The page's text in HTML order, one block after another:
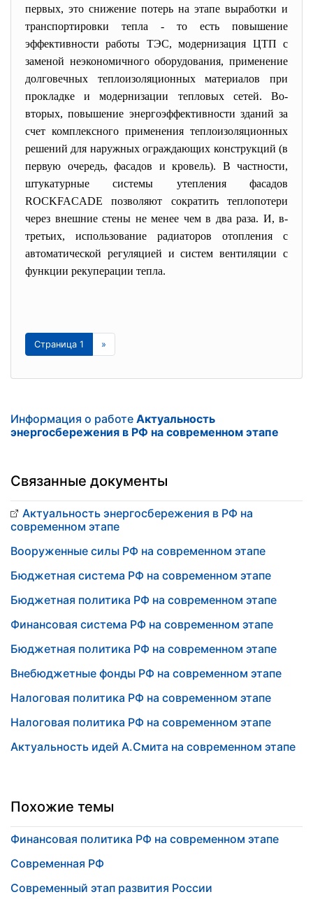
первых, это снижение потерь на этапе выработки и
транспортировки тепла - то есть повышение
эффективности работы ТЭС, модернизация ЦТП с
заменой неэкономичного оборудования, применение
долговечных теплоизоляционных материалов при
прокладке и модернизации тепловых сетей. Во-
вторых, повышение энергоэффективности зданий за
счет комплексного применения теплоизоляционных
решений для наружных ограждающих конструкций (в
первую очередь, фасадов и кровель). В частности,
штукатурные системы утепления фасадов
ROCKFACADE позволяют сократить теплопотери
через внешние стены не менее чем в два раза. И, в-
третьих, использование радиаторов отопления с
автоматической регуляцией и систем вентиляции с
функции рекуперации тепла.
Страница 1 »
Информация о работе Актуальность
энергосбережения в РФ на современном этапе
Связанные документы
Актуальность энергосбережения в РФ на
современном этапе
Вооруженные силы РФ на современном этапе
Бюджетная система РФ на современном этапе
Бюджетная политика РФ на современном этапе
Финансовая система РФ на современном этапе
Бюджетная политика РФ на современном этапе
Внебюджетные фонды РФ на современном этапе
Налоговая политика РФ на современном этапе
Налоговая политика РФ на современном этапе
Актуальность идей А.Смита на современном этапе
Похожие темы
Финансовая политика РФ на современном этапе
Современная РФ
Современный этап развития России